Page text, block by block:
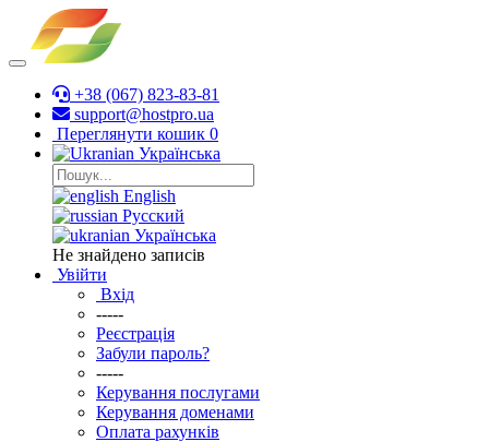
+38 (067) 823-83-81
support@hostpro.ua
Переглянути кошик 0
Українська
English
Русский
Українська
Не знайдено записів
Увійти
Вхід
-----
Реєстрація
Забули пароль?
-----
Керування послугами
Керування доменами
Оплата рахунків